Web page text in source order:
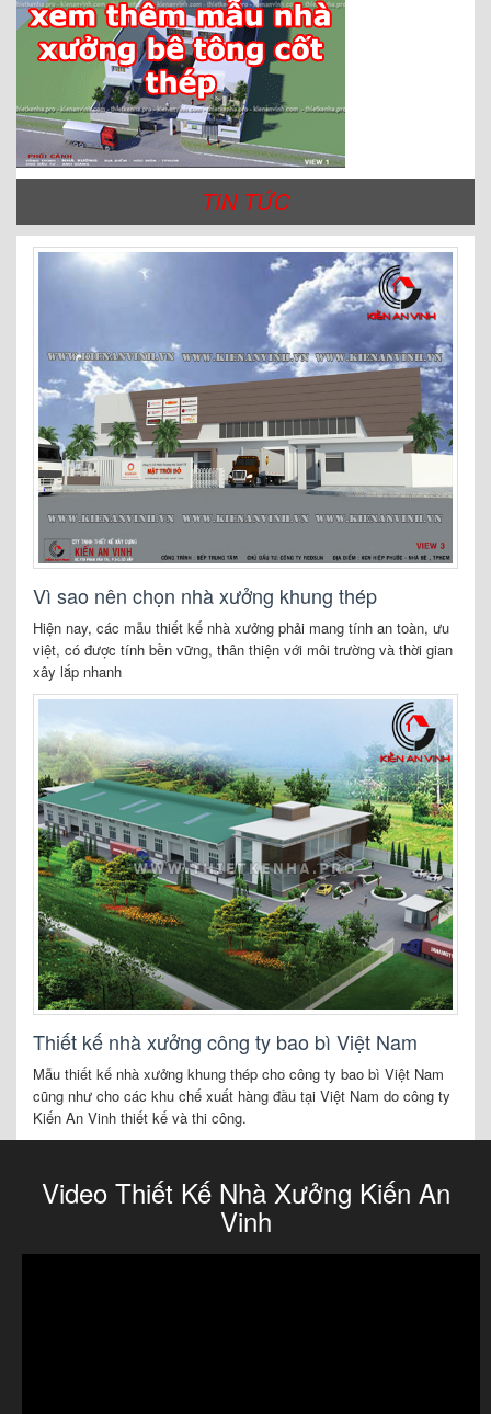
TIN TỨC
Vì sao nên chọn nhà xưởng khung thép
Hiện nay, các mẫu thiết kế nhà xưởng phải mang tính an toàn, ưu
việt, có được tính bền vững, thân thiện với môi trường và thời gian
xây lắp nhanh
Thiết kế nhà xưởng công ty bao bì Việt Nam
Mẫu thiết kế nhà xưởng khung thép cho công ty bao bì Việt Nam
cũng như cho các khu chế xuất hàng đầu tại Việt Nam do công ty
Kiến An Vinh thiết kế và thi công.
Video Thiết Kế Nhà Xưởng Kiến An
Vinh